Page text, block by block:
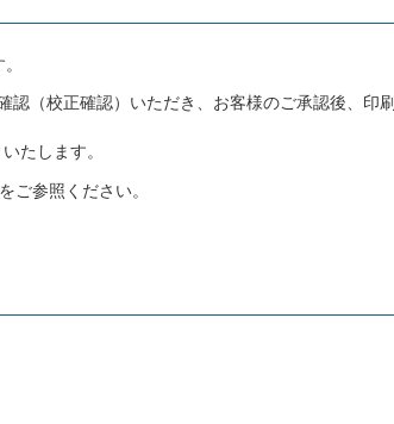
（校正確認）いただき、お客様のご承認後、印刷
たします。
ご参照ください。